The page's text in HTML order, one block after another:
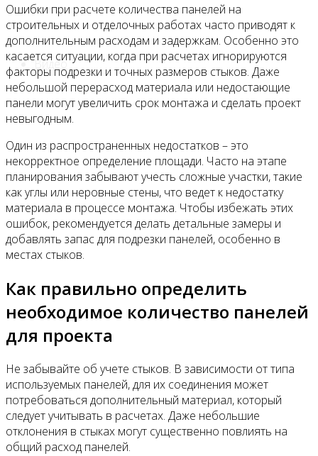
Видео
Ошибки при расчете количества панелей на
строительных и отделочных работах часто приводят к
дополнительным расходам и задержкам. Особенно это
касается ситуации, когда при расчетах игнорируются
факторы подрезки и точных размеров стыков. Даже
небольшой перерасход материала или недостающие
панели могут увеличить срок монтажа и сделать проект
невыгодным.
Один из распространенных недостатков – это
некорректное определение площади. Часто на этапе
планирования забывают учесть сложные участки, такие
как углы или неровные стены, что ведет к недостатку
материала в процессе монтажа. Чтобы избежать этих
ошибок, рекомендуется делать детальные замеры и
добавлять запас для подрезки панелей, особенно в
местах стыков.
Как правильно определить
необходимое количество панелей
для проекта
Не забывайте об учете стыков. В зависимости от типа
используемых панелей, для их соединения может
потребоваться дополнительный материал, который
следует учитывать в расчетах. Даже небольшие
отклонения в стыках могут существенно повлиять на
общий расход панелей.